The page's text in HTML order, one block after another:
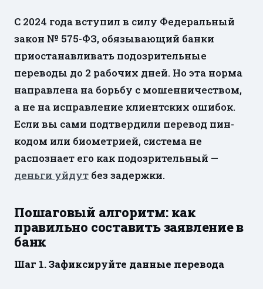
С 2024 года вступил в силу Федеральный
закон № 575-ФЗ, обязывающий банки
приостанавливать подозрительные
переводы до 2 рабочих дней. Но эта норма
направлена на борьбу с мошенничеством,
а не на исправление клиентских ошибок.
Если вы сами подтвердили перевод пин-
кодом или биометрией, система не
распознает его как подозрительный —
деньги уйдут без задержки.
Пошаговый алгоритм: как
правильно составить заявление в
банк
Шаг 1. Зафиксируйте данные перевода